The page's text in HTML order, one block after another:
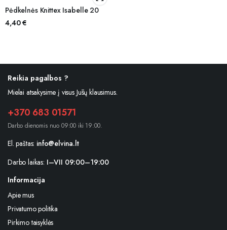
Pėdkelnės Knittex Isabelle 20
4,40€
Reikia pagalbos ?
Mielai atsakysime į visus Jūsų klausimus.
+370 683 01571
Darbo dienomis nuo 09:00 iki 19:00.
El. paštas: info@elvina.lt
Darbo laikas: I–VII 09:00–19:00
Informacija
Apie mus
Privatumo politika
Pirkimo taisyklės